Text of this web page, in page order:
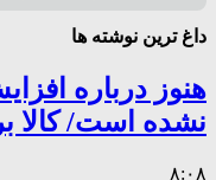
داغ ترین نوشته ها
هنوز درباره
نشده است/ کالا
۸:۰۸